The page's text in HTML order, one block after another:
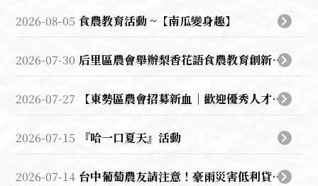
2026-08-05 食農教育活動 ~【南瓜變身趣】
2026-07-30 后里區農會舉辦梨香花語食農教育創新整合計畫活動
2026-07-27 【東勢區農會招募新血｜歡迎優秀人才加入！】
2026-07-15 『哈一口夏天』活動
2026-07-14 台中葡萄農友請注意！豪雨災害低利貸款開放申請